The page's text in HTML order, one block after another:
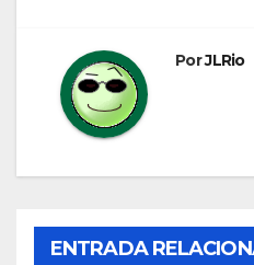
PorJLRio
ENTRADA